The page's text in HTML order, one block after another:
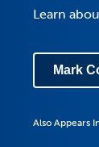
Learn
Mark
Also Appears